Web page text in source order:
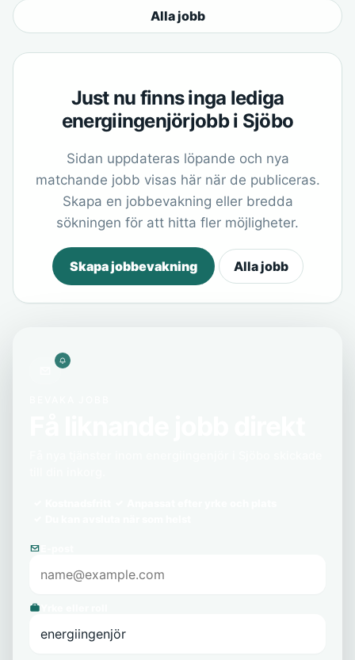
Alla jobb
Just nu finns inga lediga
energiingenjörjobb i Sjöbo
Sidan uppdateras löpande och nya
matchande jobb visas här när de publiceras.
Skapa en jobbevakning eller bredda
sökningen för att hitta fler möjligheter.
Skapa jobbevakning Alla jobb